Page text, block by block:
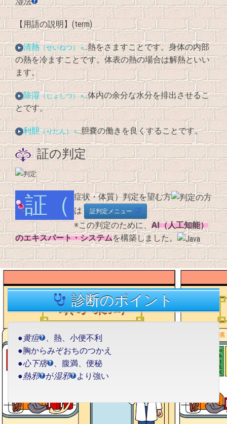
【用語の説明】(term)
清熱（せいねつ） »…熱をさますことです。身体の内部
の熱を冷ますことです。体表の熱の場合は解熱といい
ます。
除湿（じょしつ） »…体内の余分な水分を排出させるこ
とです。
利胆（りたん） »…胆嚢の働きを良くすることです。
証の判定
証（症状・体質）判定を望む方
は
証判定メニュー
※この判定のために、 AI（人工知能）
のエキスパート・システムを構築しました。
診断のポイント
●黄疸
、熱、小便不利
●胸からみぞおちのつかえ
●心下痞
、腹満、便秘
●熱邪 が湿邪 より強い